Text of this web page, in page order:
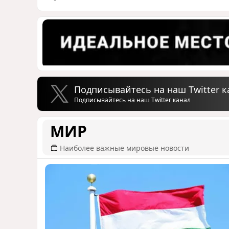
Подписывайтесь на наш Twitter
Подписывайтесь на наш Twitter канал
МИР
Наиболее важные мировые новости